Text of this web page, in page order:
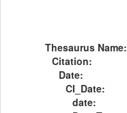
Thesaurus Name:
Citation:
Date:
CI_Date:
date: